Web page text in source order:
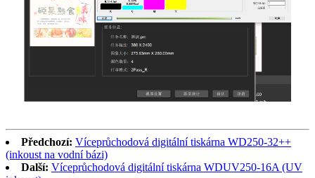
Předchozí: Víceprůchodová digitální tiskárna WD250-32++
(inkoust na vodní bázi)
Další: Víceprůchodová digitální tiskárna WDUV250-16A (UV